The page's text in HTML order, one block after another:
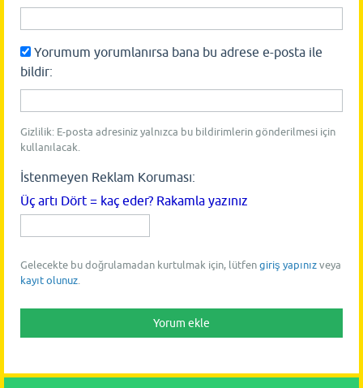
Yorumum yorumlanırsa bana bu adrese e-posta ile
bildir:
Gizlilik: E-posta adresiniz yalnızca bu bildirimlerin gönderilmesi için
kullanılacak.
İstenmeyen Reklam Koruması:
Üç artı Dört = kaç eder? Rakamla yazınız
Gelecekte bu doğrulamadan kurtulmak için, lütfen giriş yapınız veya
kayıt olunuz.